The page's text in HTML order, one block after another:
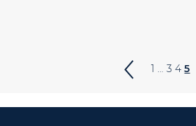
1 … 3 4 5